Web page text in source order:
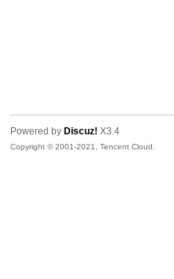
Powered by Discuz! X3.4
Copyright © 2001-2021, Tencent Cloud.